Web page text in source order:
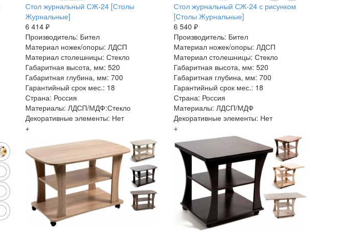
Стол журнальный СЖ-24 [Столы
Журнальные]
6 414 ₽
Производитель: Бител
Материал ножек/опоры: ЛДСП
Материал столешницы: Стекло
Габаритная высота, мм: 520
Габаритная глубина, мм: 700
Гарантийный срок мес.: 18
Страна: Россия
Материалы: ЛДСП/МДФ:Стекло
Декоративные элементы: Нет
+
Стол журнальный СЖ-24 с рисунком
[Столы Журнальные]
6 540 ₽
Производитель: Бител
Материал ножек/опоры: ЛДСП
Материал столешницы: Стекло
Габаритная высота, мм: 520
Габаритная глубина, мм: 700
Гарантийный срок мес.: 18
Страна: Россия
Материалы: ЛДСП/МДФ
Декоративные элементы: Нет
+